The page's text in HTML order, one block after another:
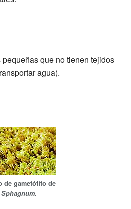
que no tienen tejidos
agua).
de gametófito de
Sphagnum.